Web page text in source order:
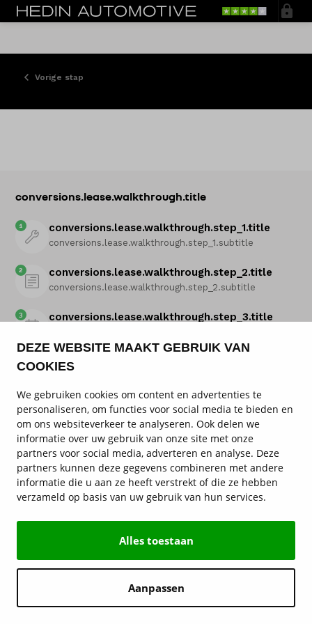
DEZE WEBSITE MAAKT GEBRUIK VAN
COOKIES
We gebruiken cookies om content en advertenties te
personaliseren, om functies voor social media te bieden en
om ons websiteverkeer te analyseren. Ook delen we
informatie over uw gebruik van onze site met onze
partners voor social media, adverteren en analyse. Deze
partners kunnen deze gegevens combineren met andere
informatie die u aan ze heeft verstrekt of die ze hebben
verzameld op basis van uw gebruik van hun services.
Alles toestaan
Aanpassen
Vorige stap
conversions.lease.walkthrough.title
1 conversions.lease.walkthrough.step_1.title
conversions.lease.walkthrough.step_1.subtitle
2 conversions.lease.walkthrough.step_2.title
conversions.lease.walkthrough.step_2.subtitle
3 conversions.lease.walkthrough.step_3.title